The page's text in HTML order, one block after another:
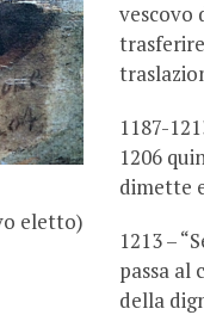
eletto)
vescovo
1187-
1206
dimette
1213 –
passa al
della